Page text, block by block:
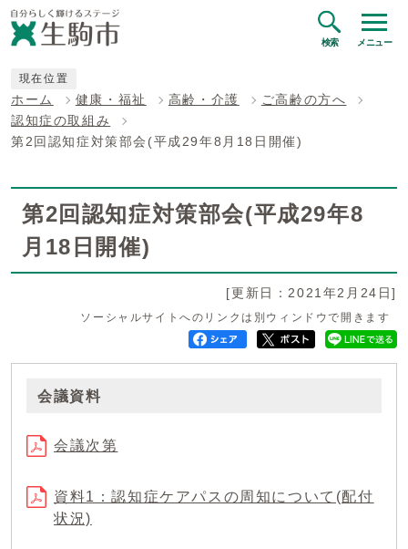
検索 メニュー
現在位置
ホーム 健康・福祉 高齢・介護
ご高齢の方へ
認知症の取組み
第2回認知症対策部会(平成29年8月18日開催)
第2回認知症対策部会(平成29年8
月18日開催)
[更新日：2021年2月24日]
ソーシャルサイトへのリンクは別ウィンドウで開きます
会議資料
会議次第
資料1：認知症ケアパスの周知について(配付
状況)